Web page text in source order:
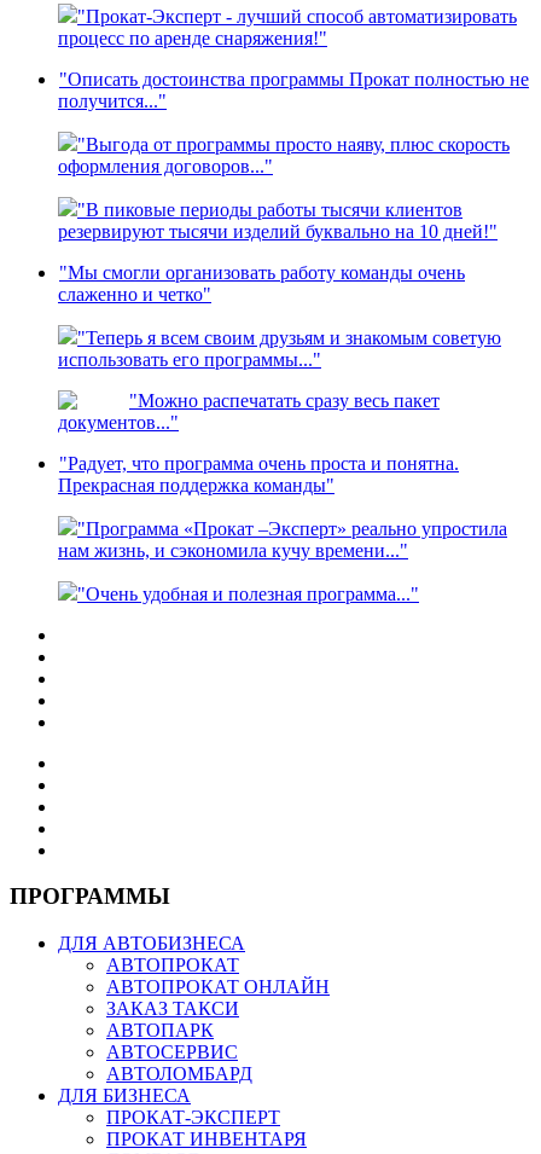
"Прокат-Эксперт - лучший способ автоматизировать
процесс по аренде снаряжения!"
"Описать достоинства программы Прокат полностью не
получится..."
"Выгода от программы просто наяву, плюс скорость
оформления договоров..."
"В пиковые периоды работы тысячи клиентов
резервируют тысячи изделий буквально на 10 дней!"
"Мы смогли организовать работу команды очень
слаженно и четко"
"Теперь я всем своим друзьям и знакомым советую
использовать его программы..."
"Можно распечатать сразу весь пакет
документов..."
"Радует, что программа очень проста и понятна.
Прекрасная поддержка команды"
"Программа «Прокат –Эксперт» реально упростила
нам жизнь, и сэкономила кучу времени..."
"Очень удобная и полезная программа..."
ПРОГРАММЫ
ДЛЯ АВТОБИЗНЕСА
АВТОПРОКАТ
АВТОПРОКАТ ОНЛАЙН
ЗАКАЗ ТАКСИ
АВТОПАРК
АВТОСЕРВИС
АВТОЛОМБАРД
ДЛЯ БИЗНЕСА
ПРОКАТ-ЭКСПЕРТ
ПРОКАТ ИНВЕНТАРЯ